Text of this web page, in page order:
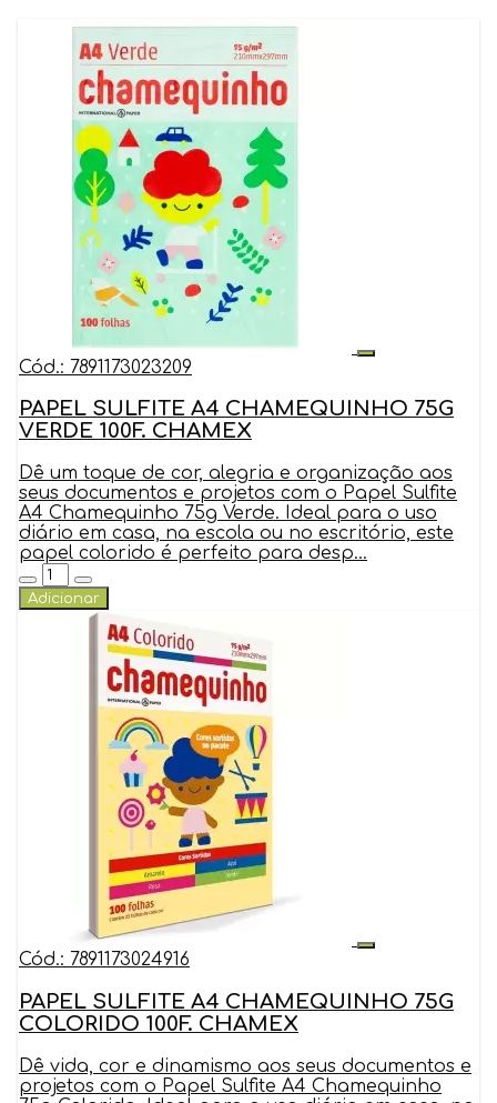
Cód.: 7891173023209
PAPEL SULFITE A4 CHAMEQUINHO 75G
VERDE 100F. CHAMEX
Dê um toque de cor, alegria e organização aos
seus documentos e projetos com o Papel Sulfite
A4 Chamequinho 75g Verde. Ideal para o uso
diário em casa, na escola ou no escritório, este
papel colorido é perfeito para desp...
Adicionar
Cód.: 7891173024916
PAPEL SULFITE A4 CHAMEQUINHO 75G
COLORIDO 100F. CHAMEX
Dê vida, cor e dinamismo aos seus documentos e
projetos com o Papel Sulfite A4 Chamequinho